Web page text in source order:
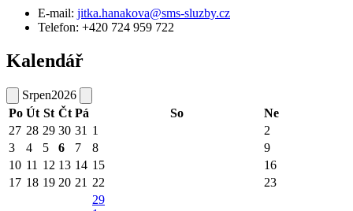
E-mail: jitka.hanakova@sms-sluzby.cz
Telefon: +420 724 959 722
Kalendář
Srpen2026
Po Út St Čt Pá So
Ne
27 28 29 30 31 1
2
3
4 5 6 7 8
9
10 11 12 13 14 15
16
17 18 19 20 21 22 23
29